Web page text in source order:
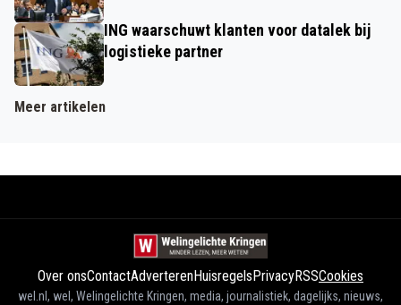
ING waarschuwt klanten voor datalek bij
logistieke partner
Meer artikelen
Over onsContactAdverterenHuisregels PrivacyRSSCookies
wel.nl, wel, Welingelichte Kringen, media, journalistiek, dagelijks, nieuws,